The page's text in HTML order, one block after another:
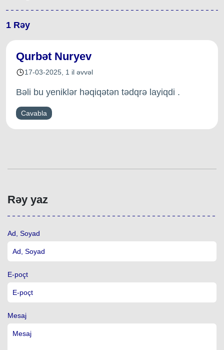
1 Rəy
Qurbət Nuryev
17-03-2025 1 il əvvəl
Bəli bu yeniklər həqiqətən tədqrə layiqdi .
Cavabla
Rəy yaz
Ad, Soyad
E-poçt
Mesaj